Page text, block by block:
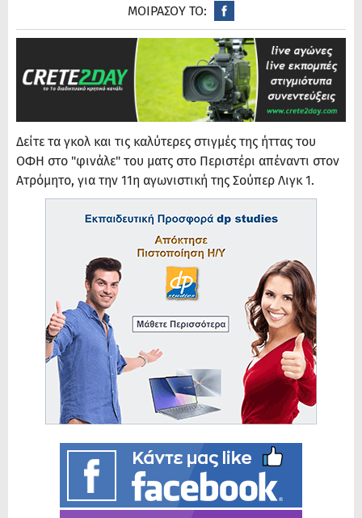
ΜΟΙΡΑΣΟΥ ΤΟ:
Δείτε τα γκολ και τις καλύτερες στιγμές της ήττας του
ΟΦΗ στο "φινάλε" του ματς στο Περιστέρι απέναντι στον
Ατρόμητο, για την 11η αγωνιστική της Σούπερ Λιγκ 1.